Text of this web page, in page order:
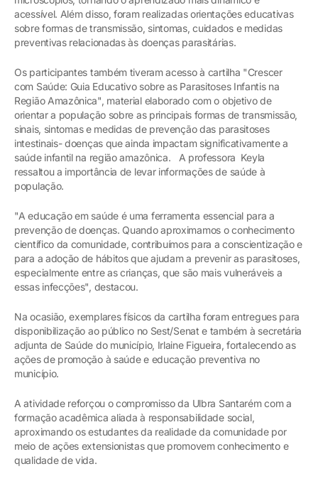
acessível. Além disso, foram realizadas orientações educativas
sobre formas de transmissão, sintomas, cuidados e medidas
preventivas relacionadas às doenças parasitárias.
Os participantes também tiveram acesso à cartilha "Crescer
com Saúde: Guia Educativo sobre as Parasitoses Infantis na
Região Amazônica", material elaborado com o objetivo de
orientar a população sobre as principais formas de transmissão,
sinais, sintomas e medidas de prevenção das parasitoses
intestinais- doenças que ainda impactam significativamente a
saúde infantil na região amazônica. A professora Keyla
ressaltou a importância de levar informações de saúde à
população.
"A educação em saúde é uma ferramenta essencial para a
prevenção de doenças. Quando aproximamos o conhecimento
científico da comunidade, contribuímos para a conscientização e
para a adoção de hábitos que ajudam a prevenir as parasitoses,
especialmente entre as crianças, que são mais vulneráveis a
essas infecções", destacou.
Na ocasião, exemplares físicos da cartilha foram entregues para
disponibilização ao público no Sest/Senat e também à secretária
adjunta de Saúde do município, Irlaine Figueira, fortalecendo as
ações de promoção à saúde e educação preventiva no
município.
A atividade reforçou o compromisso da Ulbra Santarém com a
formação acadêmica aliada à responsabilidade social,
aproximando os estudantes da realidade da comunidade por
meio de ações extensionistas que promovem conhecimento e
qualidade de vida.